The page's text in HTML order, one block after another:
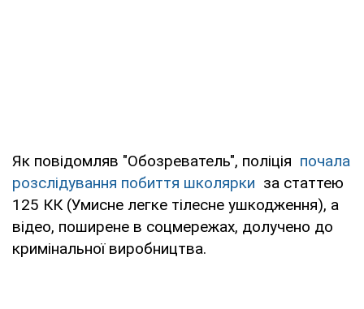
Як повідомляв "Обозреватель", поліція почала
розслідування побиття школярки за статтею
125 КК (Умисне легке тілесне ушкодження), а
відео, поширене в соцмережах, долучено до
кримінальної виробництва.